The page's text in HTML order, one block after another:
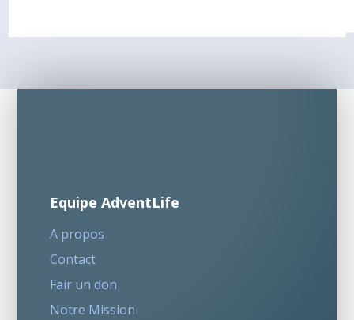
Equipe AdventLife
A propos
Contact
Fair un don
Notre Mission